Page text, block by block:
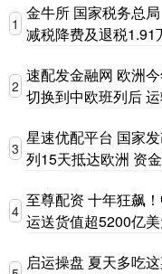
1
金牛所 国家税务总
减税降费及退税1.91
2
速配发金融网 欧洲
切换到中欧班列后
3
星速优配平台 国家
列15天抵达欧洲 资
4
至尊配资 十年狂飙
运送货值超5200亿
启运操盘 夏天多吃